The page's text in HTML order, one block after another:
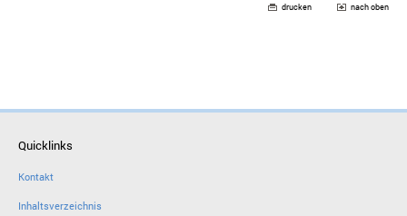
drucken nach oben
Quicklinks
Kontakt
Inhaltsverzeichnis